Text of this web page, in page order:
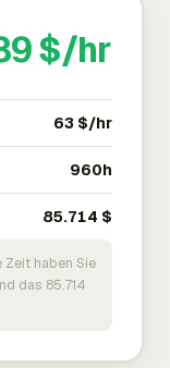
$/hr
63 $/hr
960h
85.714 $
haben Sie
das 85.714